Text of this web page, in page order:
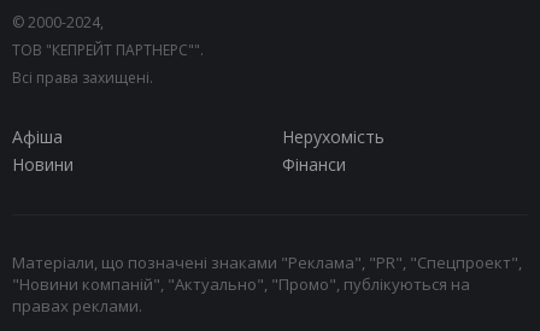
© 2000-2024,
ТОВ "КЕПРЕЙТ ПАРТНЕРС"".
Всі права захищені.
Афіша
Нерухомість
Новини
Фінанси
Матеріали, що позначені знаками "Реклама", "PR", "Спецпроект",
"Новини компаній", "Актуально", "Промо", публікуються на
правах реклами.